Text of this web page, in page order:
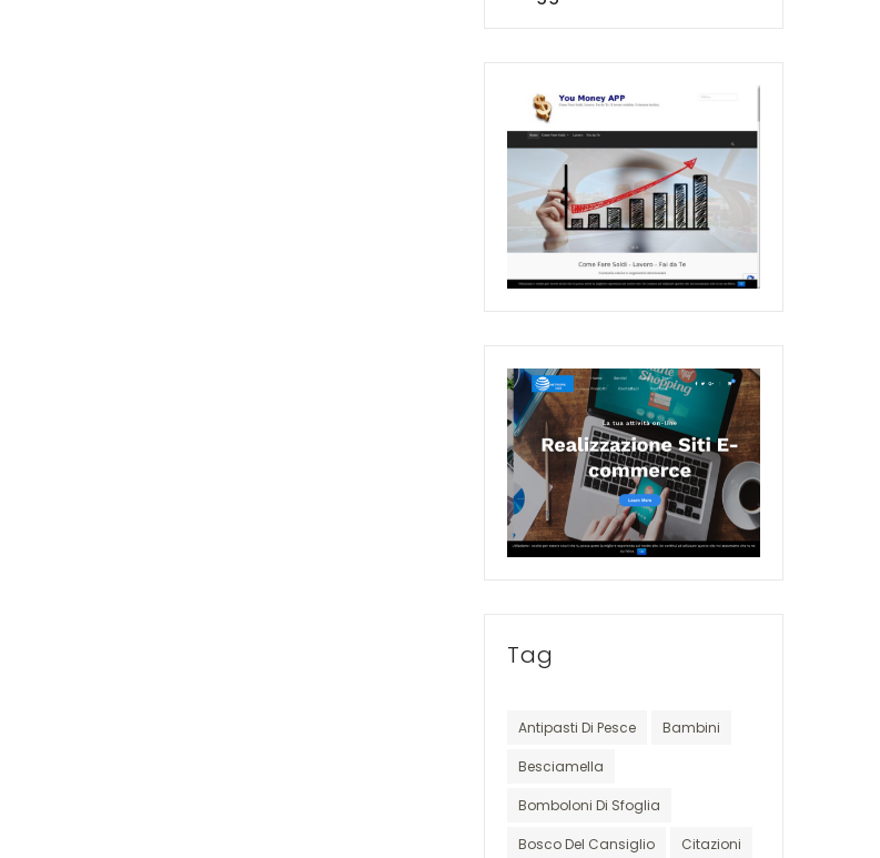
Tag
Antipasti Di Pesce Bambini
Besciamella
Bomboloni Di Sfoglia
Bosco Del Cansiglio Citazioni